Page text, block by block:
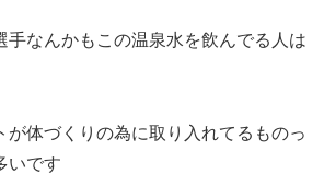
手なんかもこの温泉水を飲んでる人は
が体づくりの為に取り入れてるものっ
いです